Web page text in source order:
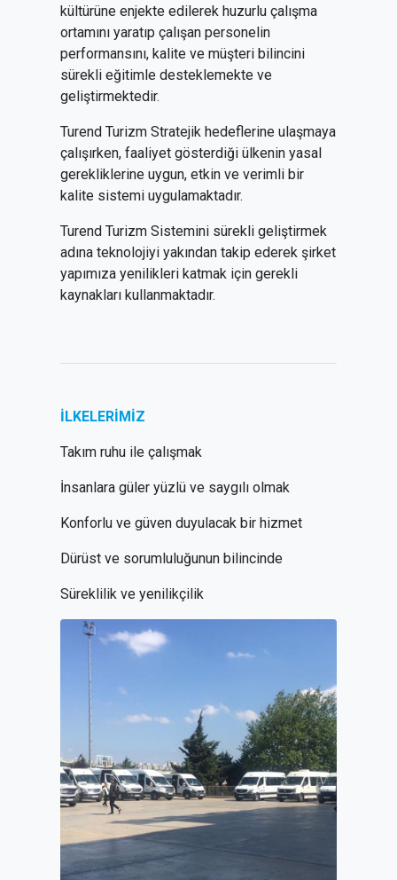
kültürüne enjekte edilerek huzurlu çalışma
ortamını yaratıp çalışan personelin
performansını, kalite ve müşteri bilincini
sürekli eğitimle desteklemekte ve
geliştirmektedir.
Turend Turizm Stratejik hedeflerine ulaşmaya
çalışırken, faaliyet gösterdiği ülkenin yasal
gerekliklerine uygun, etkin ve verimli bir
kalite sistemi uygulamaktadır.
Turend Turizm Sistemini sürekli geliştirmek
adına teknolojiyi yakından takip ederek şirket
yapımıza yenilikleri katmak için gerekli
kaynakları kullanmaktadır.
İLKELERİMİZ
Takım ruhu ile çalışmak
İnsanlara güler yüzlü ve saygılı olmak
Konforlu ve güven duyulacak bir hizmet
Dürüst ve sorumluluğunun bilincinde
Süreklilik ve yenilikçilik